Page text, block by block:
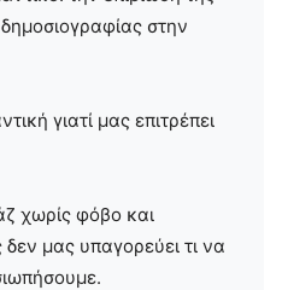
στην
γιατί μας επιτρέπει
χωρίς φόβο και
δεν μας υπαγορεύει τι να